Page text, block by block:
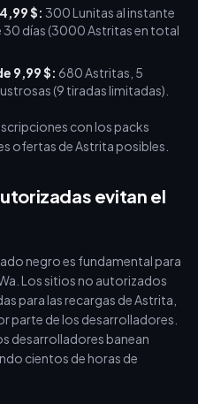
$: 300 Lunitas al instante
30 días (3000 Astritas en total
9,99 $: 680 Astritas, 5
(9 tiradas limitadas).
con los packs
ofertas de Astrita posibles.
evitan el
negro es fundamental para
Los sitios no autorizados
para las recargas de Astrita,
parte de los desarrolladores.
desarrolladores banean
cientos de horas de